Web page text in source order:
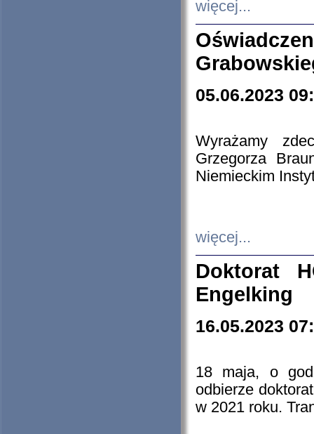
więcej...
05.06.2023
Wyrażamy
Grzegorza
Niemieckim
więcej...
Doktorat
Engelking
16.05.2023
18 maja, o
odbierze
w 2021 roku.